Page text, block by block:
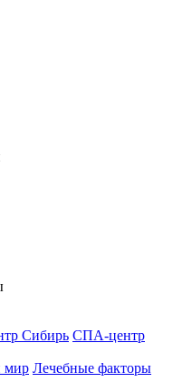
Сибирь СПА-центр
мир Лечебные факторы